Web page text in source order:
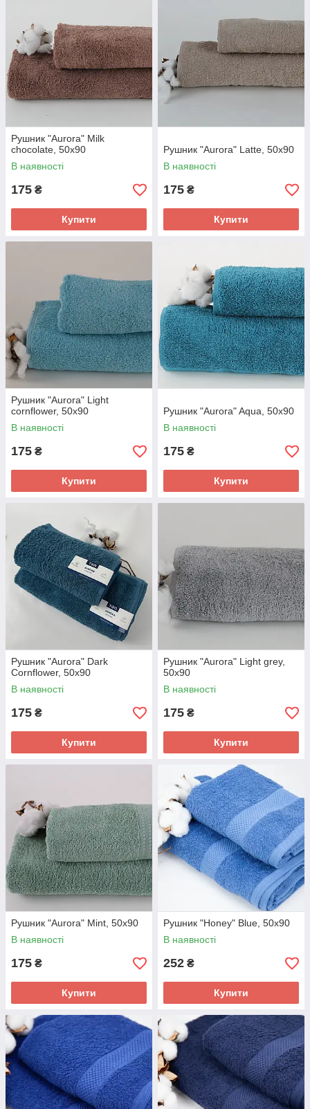
Рушник "Aurora" Milk
chocolate, 50x90
В наявності
175 ₴
Купити
Рушник "Aurora" Latte, 50x90
В наявності
175 ₴
Купити
Рушник "Aurora" Light
cornflower, 50x90
В наявності
175 ₴
Купити
Рушник "Aurora" Aqua, 50x90
В наявності
175 ₴
Купити
Рушник "Aurora" Dark
Cornflower, 50x90
В наявності
175 ₴
Купити
Рушник "Aurora" Light grey,
50x90
В наявності
175 ₴
Купити
Рушник "Aurora" Mint, 50x90
В наявності
175 ₴
Купити
Рушник "Honey" Blue, 50x90
В наявності
252 ₴
Купити